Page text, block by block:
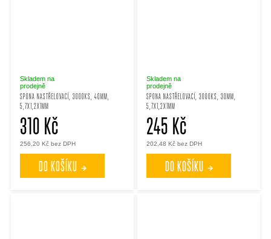
SPONA NASTŘELOVACÍ, 3000KS, 40MM,
5,7X1,2X1MM
Skladem na
prodejně
256,20 Kč bez DPH
310 Kč
DO KOŠÍKU
SPONA NASTŘELOVACÍ, 3000KS, 30MM,
5,7X1,2X1MM
Skladem na
prodejně
202,48 Kč bez DPH
245 Kč
DO KOŠÍKU